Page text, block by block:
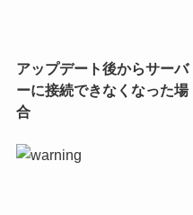
アップデート後からサーバ
ーに接続できなくなった場
合